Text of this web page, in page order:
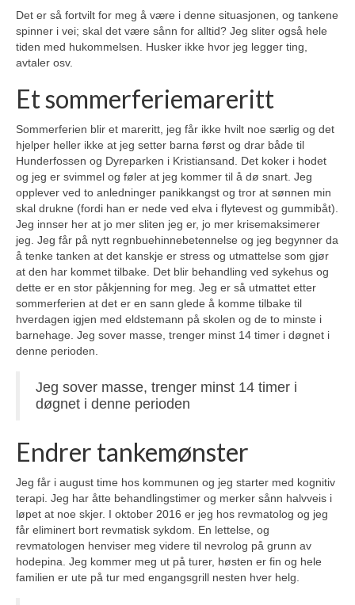
Det er så fortvilt for meg å være i denne situasjonen, og tankene
spinner i vei; skal det være sånn for alltid? Jeg sliter også hele
tiden med hukommelsen. Husker ikke hvor jeg legger ting,
avtaler osv.
Et sommerferiemareritt
Sommerferien blir et mareritt, jeg får ikke hvilt noe særlig og det
hjelper heller ikke at jeg setter barna først og drar både til
Hunderfossen og Dyreparken i Kristiansand. Det koker i hodet
og jeg er svimmel og føler at jeg kommer til å dø snart. Jeg
opplever ved to anledninger panikkangst og tror at sønnen min
skal drukne (fordi han er nede ved elva i flytevest og gummibåt).
Jeg innser her at jo mer sliten jeg er, jo mer krisemaksimerer
jeg. Jeg får på nytt regnbuehinnebetennelse og jeg begynner da
å tenke tanken at det kanskje er stress og utmattelse som gjør
at den har kommet tilbake. Det blir behandling ved sykehus og
dette er en stor påkjenning for meg. Jeg er så utmattet etter
sommerferien at det er en sann glede å komme tilbake til
hverdagen igjen med eldstemann på skolen og de to minste i
barnehage. Jeg sover masse, trenger minst 14 timer i døgnet i
denne perioden.
Jeg sover masse, trenger minst 14 timer i
døgnet i denne perioden
Endrer tankemønster
Jeg får i august time hos kommunen og jeg starter med kognitiv
terapi. Jeg har åtte behandlingstimer og merker sånn halvveis i
løpet at noe skjer. I oktober 2016 er jeg hos revmatolog og jeg
får eliminert bort revmatisk sykdom. En lettelse, og
revmatologen henviser meg videre til nevrolog på grunn av
hodepina. Jeg kommer meg ut på turer, høsten er fin og hele
familien er ute på tur med engangsgrill nesten hver helg.